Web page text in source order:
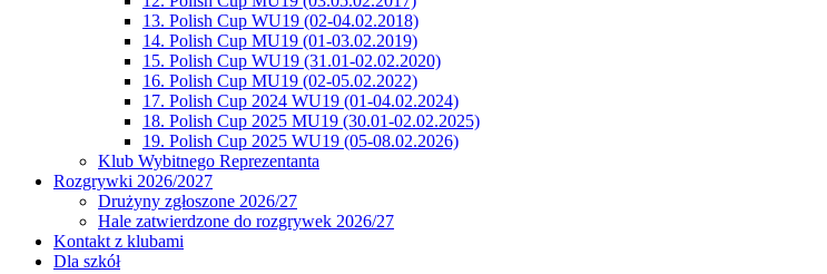
13. Polish Cup WU19 (02-04.02.2018)
14. Polish Cup MU19 (01-03.02.2019)
15. Polish Cup WU19 (31.01-02.02.2020)
16. Polish Cup MU19 (02-05.02.2022)
17. Polish Cup 2024 WU19 (01-04.02.2024)
18. Polish Cup 2025 MU19 (30.01-02.02.2025)
19. Polish Cup 2025 WU19 (05-08.02.2026)
Klub Wybitnego Reprezentanta
Rozgrywki 2026/2027
Drużyny zgłoszone 2026/27
Hale zatwierdzone do rozgrywek 2026/27
Kontakt z klubami
Dla szkół